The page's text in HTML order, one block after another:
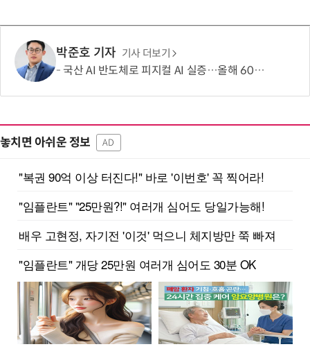
박준호 기자 기사 더보기
국산 AI 반도체로 피지컬 AI 실증…올해 600억 투입
놓치면 아쉬운 정보 AD